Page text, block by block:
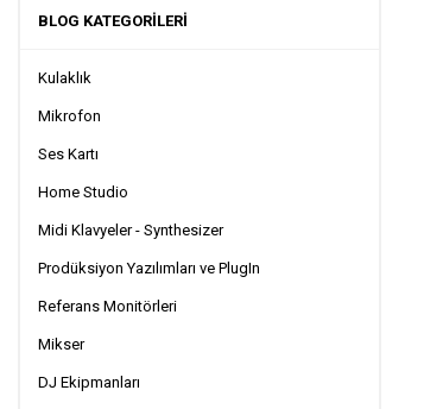
BLOG KATEGORILERI
Kulaklık
Mikrofon
Ses Kartı
Home Studio
Midi Klavyeler - Synthesizer
Prodüksiyon Yazılımları ve PlugIn
Referans Monitörleri
Mikser
DJ Ekipmanları